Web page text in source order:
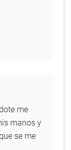
me
manos y
se me